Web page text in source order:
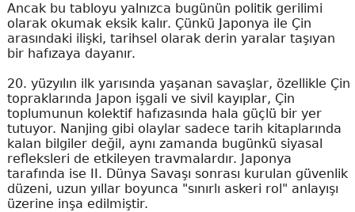
Ancak bu tabloyu yalnızca bugünün politik gerilimi
olarak okumak eksik kalır. Çünkü Japonya ile Çin
arasındaki ilişki, tarihsel olarak derin yaralar taşıyan
bir hafızaya dayanır.
20. yüzyılın ilk yarısında yaşanan savaşlar, özellikle Çin
topraklarında Japon işgali ve sivil kayıplar, Çin
toplumunun kolektif hafızasında hala güçlü bir yer
tutuyor. Nanjing gibi olaylar sadece tarih kitaplarında
kalan bilgiler değil, aynı zamanda bugünkü siyasal
refleksleri de etkileyen travmalardır. Japonya
tarafında ise II. Dünya Savaşı sonrası kurulan güvenlik
düzeni, uzun yıllar boyunca "sınırlı askeri rol" anlayışı
üzerine inşa edilmiştir.